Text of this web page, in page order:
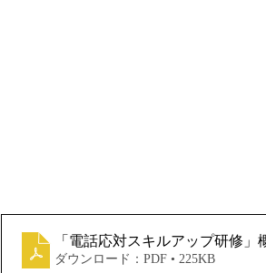
「電話応対スキルアップ研修」
ダウンロード：PDF • 225KB